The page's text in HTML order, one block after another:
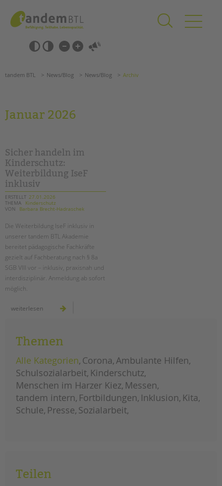
springen
Barrierefrei-
Einstellungen
überspringen
überspringen
Förderzentren
Kollegs
EFöB
Schulbezogene Sozialarbeit
Tagesgruppen
EINGLIEDERUNGSHILFE
BETREUTES WOHNEN
TANDEM BTL AKADEMIE
Seminarkalender
STADTTEILARBEIT
PROFIL | LEITBILD
Bereiche im Überblick
Kinder- und Jugendschutz
Unsere Videos
Stellenangebote
Suchen
tandem BTL News/Blog News/Blog Archiv
Januar 2026
Sicher handeln im
Kinderschutz:
Weiterbildung IseF
inklusiv
ERSTELLT 27.01.2026
THEMA
Kinderschutz
VON
Barbara Brecht-Hadraschek
Die Weiterbildung IseF inklusiv in
unserer tandem BTL Akademie
bereitet pädagogische Fachkräfte
gezielt auf Fachberatung nach § 8a
SGB VIII vor – inklusiv, praxisnah und
interdisziplinär. Anmeldung ab sofort
möglich.
weiterlesen
handeln
isef
inklusiv
Themen
Alle Kategorien Corona Ambulante Hilfen
Schulsozialarbeit Kinderschutz
Menschen im Harzer Kiez Messen
tandem intern Fortbildungen Inklusion Kita
Schule Presse Sozialarbeit
Teilen